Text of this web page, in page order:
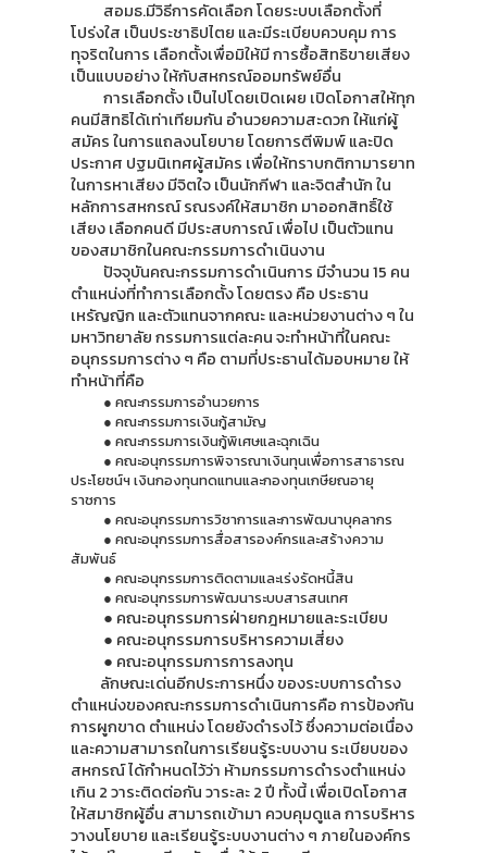
สอมธ.มีวิธีการคัดเลือก โดยระบบเลือกตั้งที่
โปร่งใส เป็นประชาธิปไตย และมีระเบียบควบคุม การ
ทุจริตในการ เลือกตั้งเพื่อมิให้มี การซื้อสิทธิขายเสียง
เป็นแบบอย่าง ให้กับสหกรณ์ออมทรัพย์อื่น
การเลือกตั้ง เป็นไปโดยเปิดเผย เปิดโอกาสให้ทุก
คนมีสิทธิได้เท่าเทียมกัน อำนวยความสะดวก ให้แก่ผู้
สมัคร ในการแถลงนโยบาย โดยการตีพิมพ์ และปิด
ประกาศ ปฐมนิเทศผู้สมัคร เพื่อให้ทราบกติกามารยาท
ในการหาเสียง มีจิตใจ เป็นนักกีฬา และจิตสำนัก ใน
หลักการสหกรณ์ รณรงค์ให้สมาชิก มาออกสิทธิ์ใช้
เสียง เลือกคนดี มีประสบการณ์ เพื่อไป เป็นตัวแทน
ของสมาชิกในคณะกรรมการดำเนินงาน
ปัจจุบันคณะกรรมการดำเนินการ มีจำนวน 15 คน
ตำแหน่งที่ทำการเลือกตั้ง โดยตรง คือ ประธาน
เหรัญญิก และตัวแทนจากคณะ และหน่วยงานต่าง ๆ ใน
มหาวิทยาลัย กรรมการแต่ละคน จะทำหน้าที่ในคณะ
อนุกรรมการต่าง ๆ คือ ตามที่ประธานได้มอบหมาย ให้
ทำหน้าที่คือ
● คณะกรรมการอำนวยการ
● คณะกรรมการเงินกู้สามัญ
● คณะกรรมการเงินกู้พิเศษและฉุกเฉิน
● คณะอนุกรรมการพิจารณาเงินทุนเพื่อการสาธารณ
ประโยชน์ฯ เงินกองทุนทดแทนและกองทุนเกษียณอายุ
ราชการ
● คณะอนุกรรมการวิชาการและการพัฒนาบุคลากร
● คณะอนุกรรมการสื่อสารองค์กรและสร้างความ
สัมพันธ์
● คณะอนุกรรมการติดตามและเร่งรัดหนี้สิน
● คณะอนุกรรมการพัฒนาระบบสารสนเทศ
● คณะอนุกรรมการฝ่ายกฎหมายและระเบียบ
● คณะอนุกรรมการบริหารความเสี่ยง
● คณะอนุกรรมการการลงทุน
ลักษณะเด่นอีกประการหนึ่ง ของระบบการดำรง
ตำแหน่งของคณะกรรมการดำเนินการคือ การป้องกัน
การผูกขาด ตำแหน่ง โดยยังดำรงไว้ ซึ่งความต่อเนื่อง
และความสามารถในการเรียนรู้ระบบงาน ระเบียบของ
สหกรณ์ ได้กำหนดไว้ว่า ห้ามกรรมการดำรงตำแหน่ง
เกิน 2 วาระติดต่อกัน วาระละ 2 ปี ทั้งนี้ เพื่อเปิดโอกาส
ให้สมาชิกผู้อื่น สามารถเข้ามา ควบคุมดูแล การบริหาร
วางนโยบาย และเรียนรู้ระบบงานต่าง ๆ ภายในองค์กร